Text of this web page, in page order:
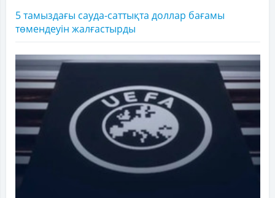
5 тамыздағы сауда-саттықта доллар бағамы
төмендеуін жалғастырды